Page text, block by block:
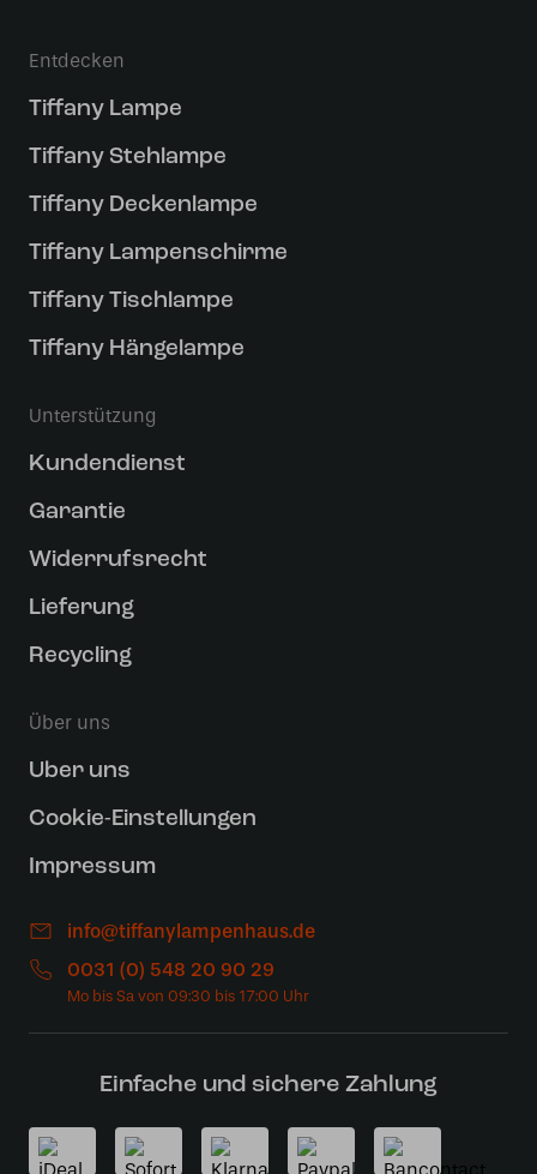
Entdecken
Tiffany Lampe
Tiffany Stehlampe
Tiffany Deckenlampe
Tiffany Lampenschirme
Tiffany Tischlampe
Tiffany Hängelampe
Unterstützung
Kundendienst
Garantie
Widerrufsrecht
Lieferung
Recycling
Über uns
Uber uns
Cookie-Einstellungen
Impressum
info@tiffanylampenhaus.de
0031 (0) 548 20 90 29
Einfache und sichere Zahlung